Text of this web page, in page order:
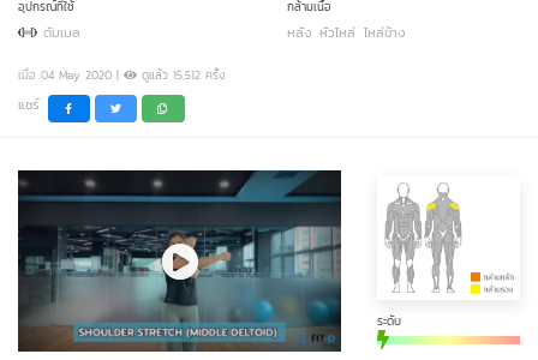
อุปกรณ์ที่ใช้
ดัมเบล
กล้ามเนื้อ
หลัง หัวไหล่ ไหล่ข้าง
เมื่อ 04 May 2020 | ดูแล้ว 15,512 ครั้ง
แชร์
ระดับ